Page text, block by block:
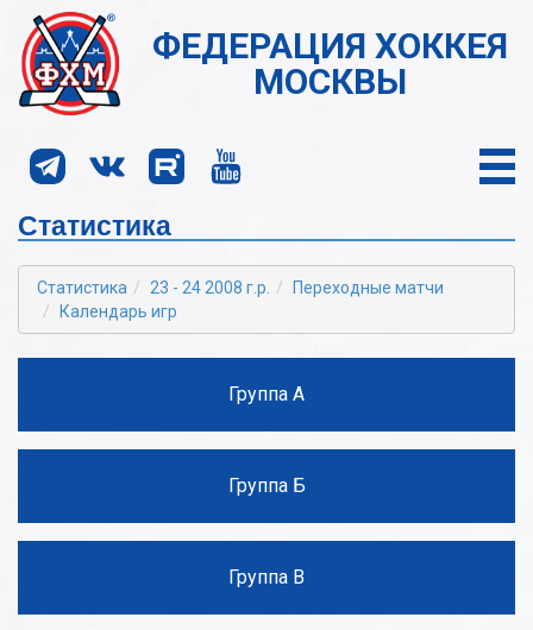
ФЕДЕРАЦИЯ ХОККЕЯ
МОСКВЫ
Статистика
Статистика 23 - 24 2008 г.р.
Переходные матчи
Календарь игр
Группа А
Группа Б
Группа В